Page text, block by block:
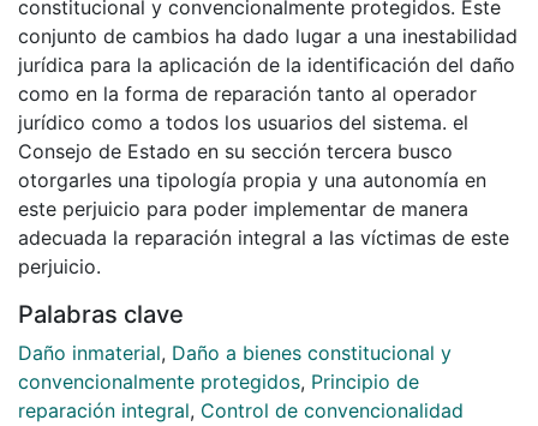
constitucional y convencionalmente protegidos. Este
conjunto de cambios ha dado lugar a una inestabilidad
jurídica para la aplicación de la identificación del daño
como en la forma de reparación tanto al operador
jurídico como a todos los usuarios del sistema. el
Consejo de Estado en su sección tercera busco
otorgarles una tipología propia y una autonomía en
este perjuicio para poder implementar de manera
adecuada la reparación integral a las víctimas de este
perjuicio.
Palabras clave
Daño inmaterial, Daño a bienes constitucional y
convencionalmente protegidos, Principio de
reparación integral, Control de convencionalidad